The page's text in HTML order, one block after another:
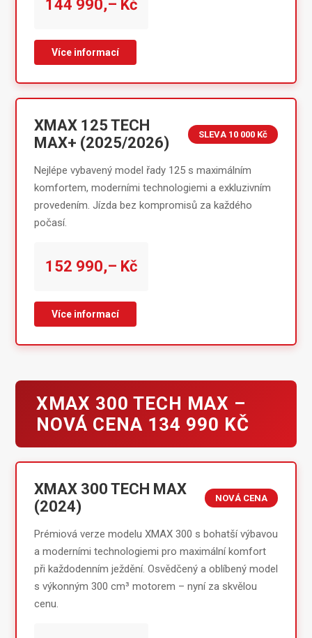
144 990,– Kč
Více informací
XMAX 125 TECH
MAX+ (2025/2026)
SLEVA 10 000 Kč
Nejlépe vybavený model řady 125 s maximálním
komfortem, moderními technologiemi a exkluzivním
provedením. Jízda bez kompromisů za každého
počasí.
152 990,– Kč
Více informací
XMAX 300 TECH MAX –
NOVÁ CENA 134 990 KČ
XMAX 300 TECH MAX
(2024)
NOVÁ CENA
Prémiová verze modelu XMAX 300 s bohatší výbavou
a moderními technologiemi pro maximální komfort
při každodenním ježdění. Osvědčený a oblíbený model
s výkonným 300 cm³ motorem – nyní za skvělou
cenu.